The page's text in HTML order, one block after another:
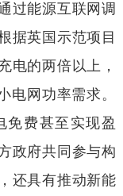
过能源互联网调
据英国示范项目
电的两倍以上，
电网功率需求。
免费甚至实现盈
政府共同参与构
还具有推动新能